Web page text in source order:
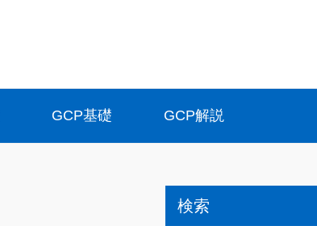
GCP基礎 GCP解説
検索